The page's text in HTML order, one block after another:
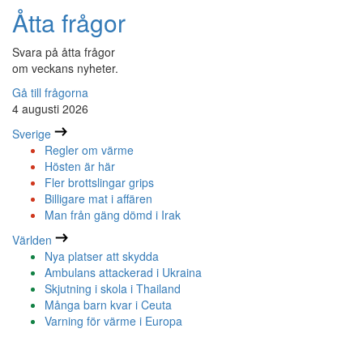
Åtta frågor
Svara på åtta frågor
om veckans nyheter.
Gå till frågorna
4 augusti 2026
Sverige
Regler om värme
Hösten är här
Fler brottslingar grips
Billigare mat i affären
Man från gäng dömd i Irak
Världen
Nya platser att skydda
Ambulans attackerad i Ukraina
Skjutning i skola i Thailand
Många barn kvar i Ceuta
Varning för värme i Europa